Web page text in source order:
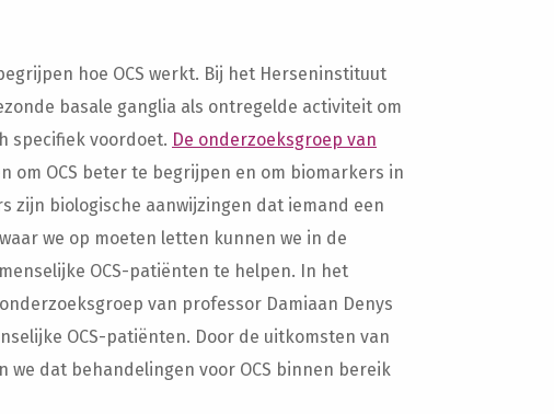
hoe OCS werkt. Bij het Herseninstituut
basale ganglia als ontregelde activiteit om
specifiek voordoet. De onderzoeksgroep van
om OCS beter te begrijpen en om biomarkers in
zijn biologische aanwijzingen dat iemand een
we op moeten letten kunnen we in de
OCS-patiënten te helpen. In het
van professor Damiaan Denys
OCS-patiënten. Door de uitkomsten van
dat behandelingen voor OCS binnen bereik